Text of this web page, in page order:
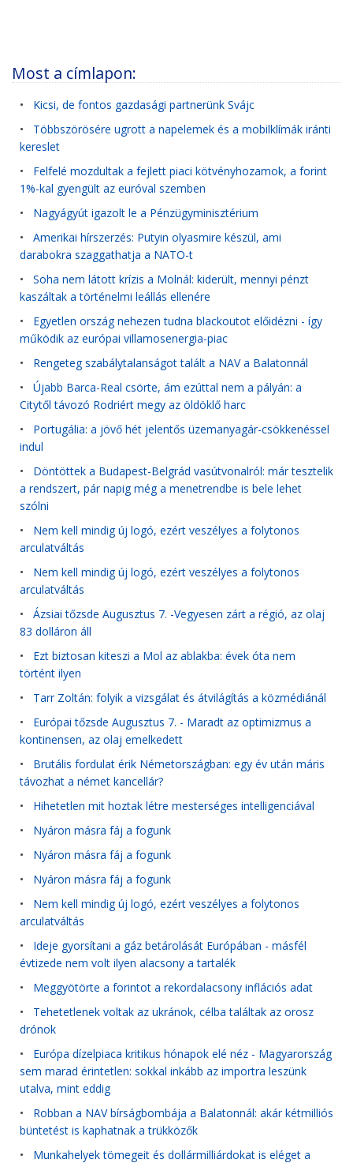
Most a címlapon:
• Kicsi, de fontos gazdasági partnerünk Svájc
• Többszörösére ugrott a napelemek és a mobilklímák iránti
kereslet
• Felfelé mozdultak a fejlett piaci kötvényhozamok, a forint
1%-kal gyengült az euróval szemben
• Nagyágyút igazolt le a Pénzügyminisztérium
• Amerikai hírszerzés: Putyin olyasmire készül, ami
darabokra szaggathatja a NATO-t
• Soha nem látott krízis a Molnál: kiderült, mennyi pénzt
kaszáltak a történelmi leállás ellenére
• Egyetlen ország nehezen tudna blackoutot előidézni - így
működik az európai villamosenergia-piac
• Rengeteg szabálytalanságot talált a NAV a Balatonnál
• Újabb Barca-Real csörte, ám ezúttal nem a pályán: a
Citytől távozó Rodriért megy az öldöklő harc
• Portugália: a jövő hét jelentős üzemanyagár-csökkenéssel
indul
• Döntöttek a Budapest-Belgrád vasútvonalról: már tesztelik
a rendszert, pár napig még a menetrendbe is bele lehet
szólni
• Nem kell mindig új logó, ezért veszélyes a folytonos
arculatváltás
• Nem kell mindig új logó, ezért veszélyes a folytonos
arculatváltás
• Ázsiai tőzsde Augusztus 7. -Vegyesen zárt a régió, az olaj
83 dolláron áll
• Ezt biztosan kiteszi a Mol az ablakba: évek óta nem
történt ilyen
• Tarr Zoltán: folyik a vizsgálat és átvilágítás a közmédiánál
• Európai tőzsde Augusztus 7. - Maradt az optimizmus a
kontinensen, az olaj emelkedett
• Brutális fordulat érik Németországban: egy év után máris
távozhat a német kancellár?
• Hihetetlen mit hoztak létre mesterséges intelligenciával
• Nyáron másra fáj a fogunk
• Nyáron másra fáj a fogunk
• Nyáron másra fáj a fogunk
• Nem kell mindig új logó, ezért veszélyes a folytonos
arculatváltás
• Ideje gyorsítani a gáz betárolását Európában - másfél
évtizede nem volt ilyen alacsony a tartalék
• Meggyötörte a forintot a rekordalacsony inflációs adat
• Tehetetlenek voltak az ukránok, célba találtak az orosz
drónok
• Európa dízelpiaca kritikus hónapok elé néz - Magyarország
sem marad érintetlen: sokkal inkább az importra leszünk
utalva, mint eddig
• Robban a NAV bírságbombája a Balatonnál: akár kétmilliós
büntetést is kaphatnak a trükközők
• Munkahelyek tömegeit és dollármilliárdokat is eléget a